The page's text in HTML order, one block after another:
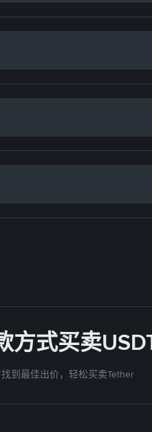
方式买卖
到最佳出价，轻松买卖Tether